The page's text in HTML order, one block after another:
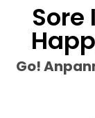
Go!